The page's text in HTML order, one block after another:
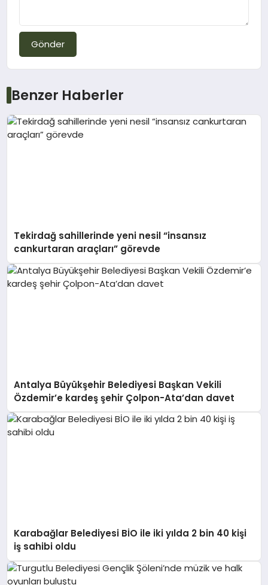
Gönder
Benzer Haberler
Tekirdağ sahillerinde yeni nesil “insansız
cankurtaran araçları” görevde
Antalya Büyükşehir Belediyesi Başkan Vekili
Özdemir’e kardeş şehir Çolpon-Ata’dan davet
Karabağlar Belediyesi BİO ile iki yılda 2 bin 40 kişi
iş sahibi oldu